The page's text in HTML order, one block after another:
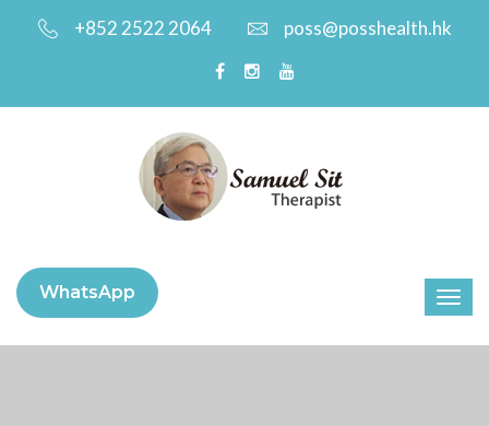
+852 2522 2064 poss@posshealth.hk
WhatsApp